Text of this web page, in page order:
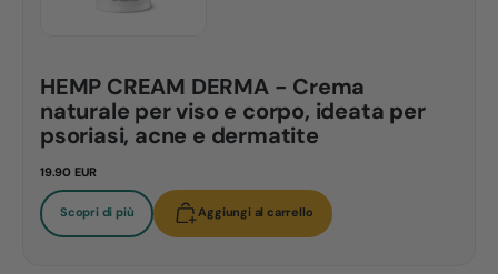
HEMP CREAM DERMA - Crema
naturale per viso e corpo, ideata per
psoriasi, acne e dermatite
19.90 EUR
Scopri di più Aggiungi al carrello